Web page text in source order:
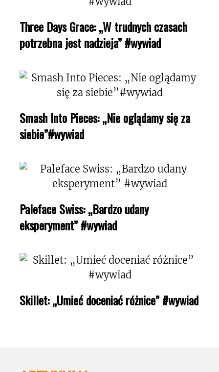
Three Days Grace: „W trudnych czasach
potrzebna jest nadzieja” #wywiad
Smash Into Pieces: „Nie oglądamy się za
siebie”#wywiad
Paleface Swiss: „Bardzo udany
eksperyment” #wywiad
Skillet: „Umieć doceniać różnice” #wywiad